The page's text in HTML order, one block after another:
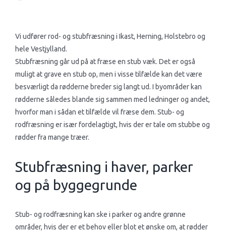
​Vi udfører rod- og stubfræsning i Ikast, Herning, Holstebro og
hele Vestjylland.
​Stubfræsning går ud på at fræse en stub væk. Det er også
muligt at grave en stub op, men i visse tilfælde kan det være
besværligt da rødderne breder sig langt ud. I byområder kan
rødderne således blande sig sammen med ledninger og andet,
hvorfor man i sådan et tilfælde vil fræse dem. Stub- og
rodfræsning er især fordelagtigt, hvis der er tale om stubbe og
rødder fra mange træer.​​
Stubfræsning i haver, parker
og på byggegrunde
Stub- og rodfræsning kan ske i parker og andre grønne
områder, hvis der er et behov eller blot et ønske om, at rødder